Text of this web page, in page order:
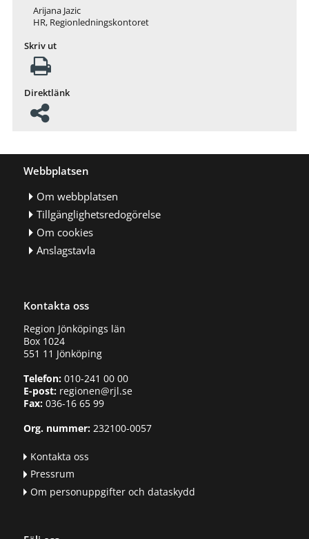
Arijana Jazic
HR, Regionledningskontoret
Skriv ut
Direktlänk
Webbplatsen
Om webbplatsen
Tillgänglighetsredogörelse
Om cookies
Anslagstavla
Kontakta oss
Region Jönköpings län
Box 1024
551 11 Jönköping
Telefon:010-241 00 00
E-post:regionen@rjl.se
Fax: 036-16 65 99
Org. nummer:232100-0057
Kontakta oss
Pressrum
Om personuppgifter och dataskydd